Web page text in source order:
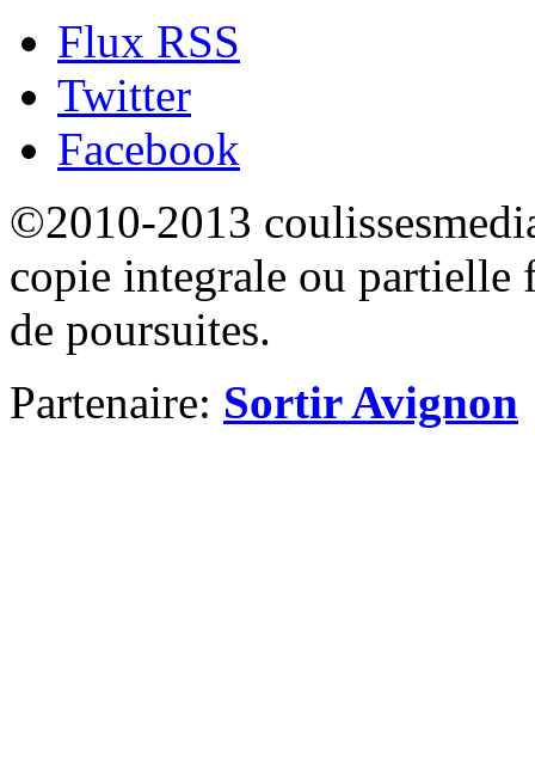
Flux RSS
Twitter
Facebook
©2010-2013
copie integrale ou partielle
de poursuites.
Partenaire: Sortir Avignon